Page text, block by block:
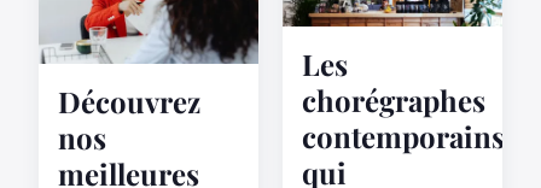
Découvrez
nos
meilleures
Les
chorégraphes
contemporains
qui